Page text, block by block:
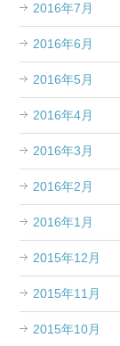
2016年7月
2016年6月
2016年5月
2016年4月
2016年3月
2016年2月
2016年1月
2015年12月
2015年11月
2015年10月